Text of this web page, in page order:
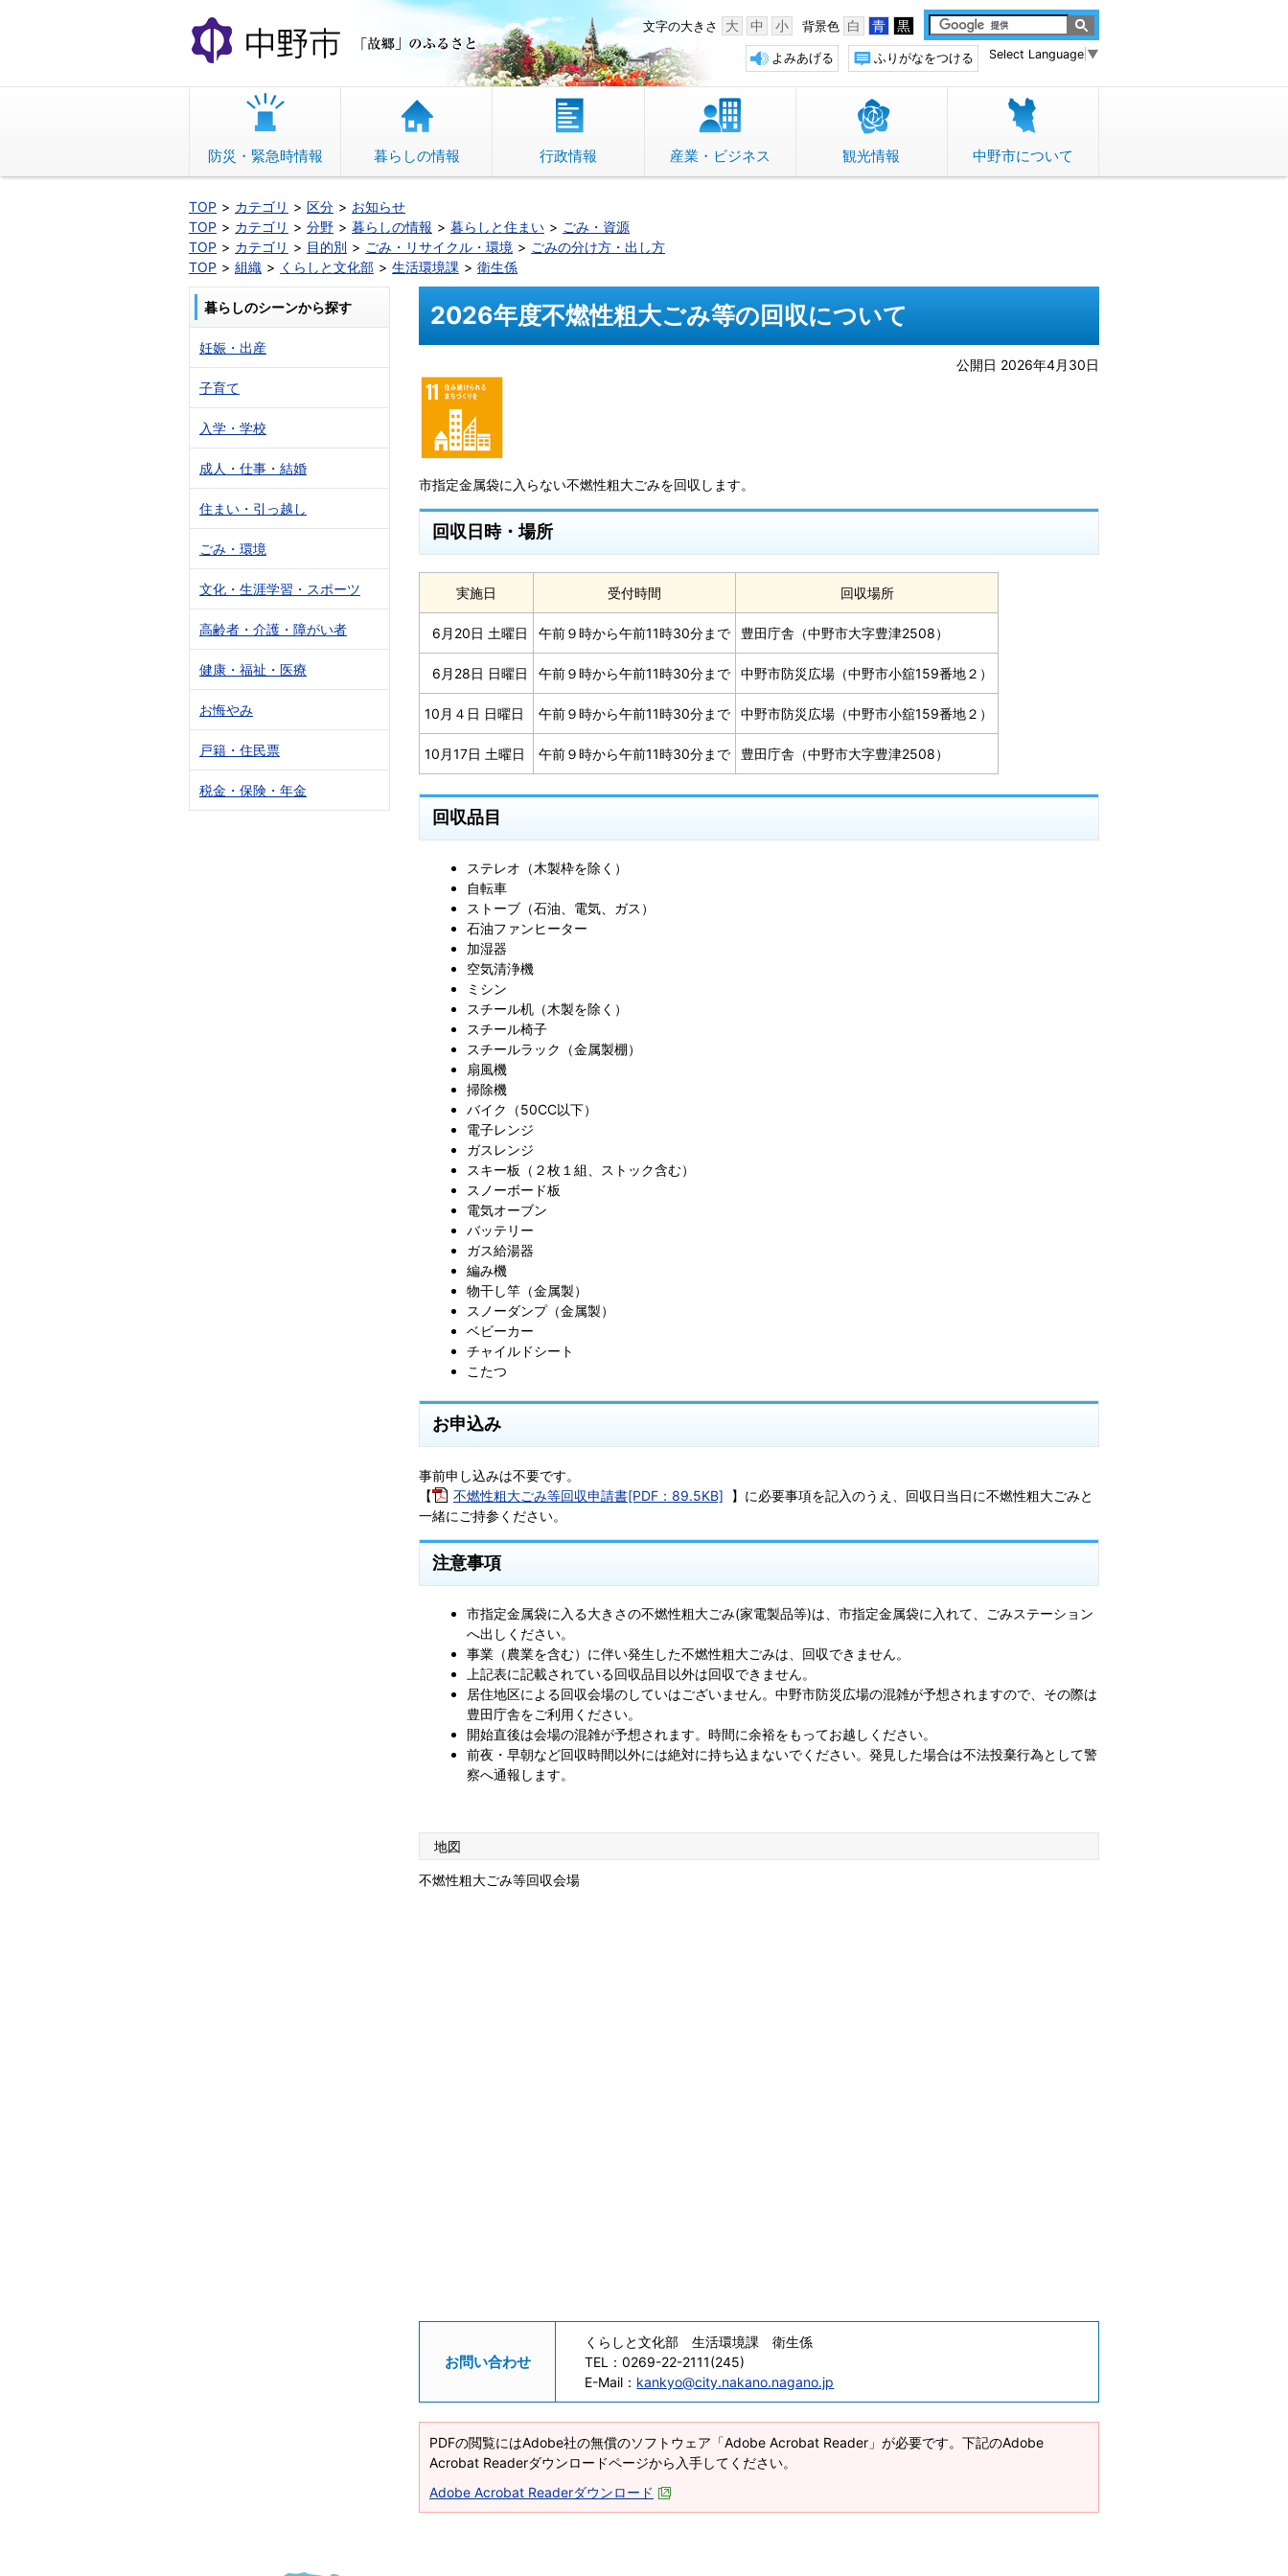
文
へ
動
中野市 「故郷」のふるさと 背景色 白 青 黒
文字の大きさ 大 中 小
Select Language ▼
ふりがなをつける
よみあげる
防災・緊急時情報 暮らしの情報 行政情報 産業・ビジネス 観光情報 中野市について
TOP カテゴリ 区分
お知らせ
TOP
カテゴリ 分野 暮らしの情報 暮らしと住まい
ごみ・資源
TOP
カテゴリ 目的別 ごみ・リサイクル・環境
ごみの分け方・出し方
TOP
組織 くらしと文化部 生活環境課 衛生係
2026年度不燃性粗大ごみ等の回収について
公開日 2026年4月30日
市指定金属袋に入らない不燃性粗大ごみを回収します。
回収日時・場所
実施日 受付時間 回収場所
6月20日 土曜日 午前９時から午前11時30分まで 豊田庁舎（中野市大字豊津2508）
6月28日 日曜日 午前９時から午前11時30分まで 中野市防災広場（中野市小舘159番地２）
10月４日 日曜日 午前９時から午前11時30分まで 中野市防災広場（中野市小舘159番地２）
10月17日 土曜日 午前９時から午前11時30分まで 豊田庁舎（中野市大字豊津2508）
回収品目
ステレオ（木製枠を除く）
自転車
ストーブ（石油、電気、ガス）
石油ファンヒーター
加湿器
空気清浄機
ミシン
スチール机（木製を除く）
スチール椅子
スチールラック（金属製棚）
扇風機
掃除機
バイク（50CC以下）
電子レンジ
ガスレンジ
スキー板（２枚１組、ストック含む）
スノーボード板
電気オーブン
バッテリー
ガス給湯器
編み機
物干し竿（金属製）
スノーダンプ（金属製）
ベビーカー
チャイルドシート
こたつ
お申込み
事前申し込みは不要です。
【
不燃性粗大ごみ等回収申請書[PDF：89.5KB] 】に必要事項を記入のうえ、回収日当日に不燃性粗大ごみと
一緒にご持参ください。
注意事項
市指定金属袋に入る大きさの不燃性粗大ごみ(家電製品等)は、市指定金属袋に入れて、ごみステーション
へ出しください。
事業（農業を含む）に伴い発生した不燃性粗大ごみは、回収できません。
上記表に記載されている回収品目以外は回収できません。
居住地区による回収会場のしていはございません。中野市防災広場の混雑が予想されますので、その際は
豊田庁舎をご利用ください。
開始直後は会場の混雑が予想されます。時間に余裕をもってお越しください。
前夜・早朝など回収時間以外には絶対に持ち込まないでください。発見した場合は不法投棄行為として警
察へ通報します。
地図
不燃性粗大ごみ等回収会場
お問い合わせ
くらしと文化部 生活環境課 衛生係
TEL：0269-22-2111(245)
E-Mail： kankyo@city.nakano.nagano.jp
PDFの閲覧にはAdobe社の無償のソフトウェア「Adobe Acrobat Reader」が必要です。下記のAdobe
Acrobat Readerダウンロードページから入手してください。
Adobe Acrobat Readerダウンロード
暮らしのシーンから探す
妊娠・出産
子育て
入学・学校
成人・仕事・結婚
住まい・引っ越し
ごみ・環境
文化・生涯学習・スポーツ
高齢者・介護・障がい者
健康・福祉・医療
お悔やみ
戸籍・住民票
税金・保険・年金